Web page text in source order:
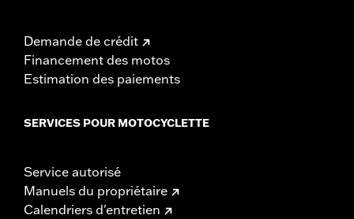
Demande de crédit
Financement des motos
Estimation des paiements
SERVICES POUR MOTOCYCLETTE
Service autorisé
Manuels du propriétaire
Calendriers d'entretien